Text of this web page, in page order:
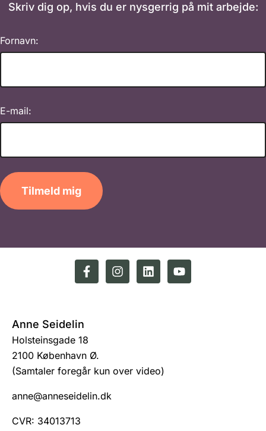
Skriv dig op, hvis du er nysgerrig på mit arbejde:
Fornavn:
E-mail:
Tilmeld mig
Anne Seidelin
Holsteinsgade 18
2100 København Ø.
(Samtaler foregår kun over video)
anne@anneseidelin.dk
CVR: 34013713